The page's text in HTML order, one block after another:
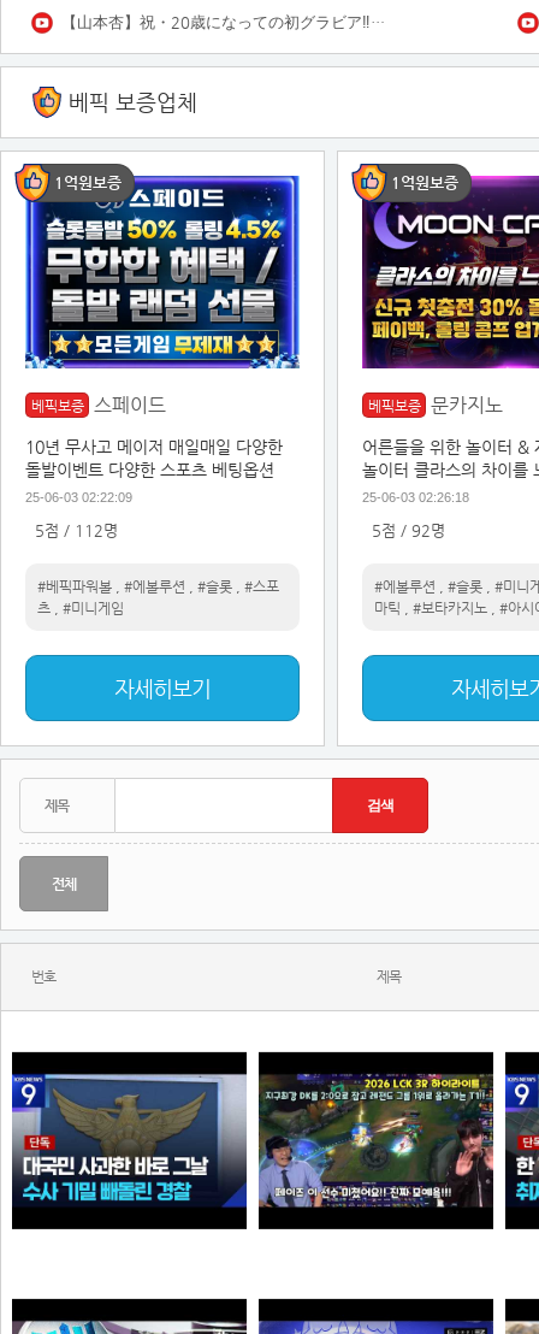
【山本杏】祝・20歳になっての初グラビア‼︎ 過去イチ大人なあんころをお届け❤️
베픽 보증업체
1억원보증
베픽보증 스페이드
10년 무사고 메이저 매일매일 다양한
돌발이벤트 다양한 스포츠 베팅옵션
25-06-03 02:22:09
5점 / 112명
#베픽파워볼 #에볼루션 #슬롯
#스포
츠
#미니게임
자세히보기
1억원보증
베픽보증 문카지노
어른들을 위한 놀이터 &
놀이터 클라스의 차이를
25-06-03 02:26:18
5점 / 92명
#에볼루션 #슬롯
#미니
마틱
#보타카지노 #아시
자세히보
전체
번호 제목
크롬
소주반샷